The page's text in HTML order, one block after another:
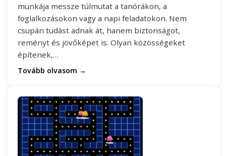
munkája messze túlmutat a tanórákon, a
foglalkozásokon vagy a napi feladatokon. Nem
csupán tudást adnak át, hanem biztonságot,
reményt és jövőképet is. Olyan közösségeket
építenek,…
Tovább olvasom →